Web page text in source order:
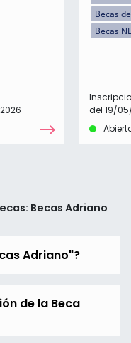
Becas
Becas
del 19/
Becas Adriano
Adriano"?
de la Beca